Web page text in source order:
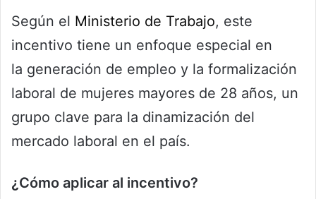
Según el Ministerio de Trabajo, este
incentivo tiene un enfoque especial en
la generación de empleo y la formalización
laboral de mujeres mayores de 28 años, un
grupo clave para la dinamización del
mercado laboral en el país.
¿Cómo aplicar al incentivo?